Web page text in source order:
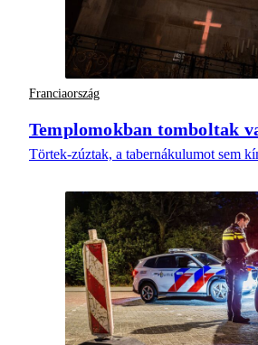
Franciaország
Templomokban tomboltak
Törtek-zúztak, a tabernákulumot sem